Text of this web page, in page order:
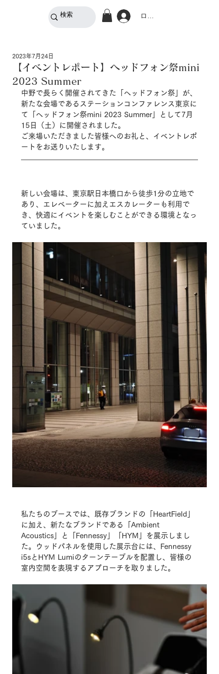
ログイン
【イベントレポート】ヘッドフォン祭mini
2023 Summer
2023年7月24日
中野で長らく開催されてきた「ヘッドフォン祭」が、
新たな会場であるステーションコンファレンス東京に
て「ヘッドフォン祭mini 2023 Summer」として7月
15日（土）に開催されました。
ご来場いただきました皆様へのお礼と、イベントレポ
ートをお送りいたします。
新しい会場は、東京駅日本橋口から徒歩1分の立地で
あり、エレベーターに加えエスカレーターも利用で
き、快適にイベントを楽しむことができる環境となっ
ていました。
私たちのブースでは、既存ブランドの「HeartField」
に加え、新たなブランドである「Ambient
Acoustics」と「Fennessy」「HYM」を展示しまし
た。ウッドパネルを使用した展示台には、Fennessy
i5sとHYM Lumiのターンテーブルを配置し、皆様の
室内空間を表現するアプローチを取りました。